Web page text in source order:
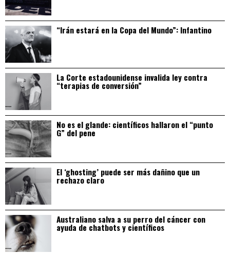
“Irán estará en la Copa del Mundo”: Infantino
La Corte estadounidense invalida ley contra
“terapias de conversión”
No es el glande: científicos hallaron el “punto
G” del pene
El ‘ghosting’ puede ser más dañino que un
rechazo claro
Australiano salva a su perro del cáncer con
ayuda de chatbots y científicos